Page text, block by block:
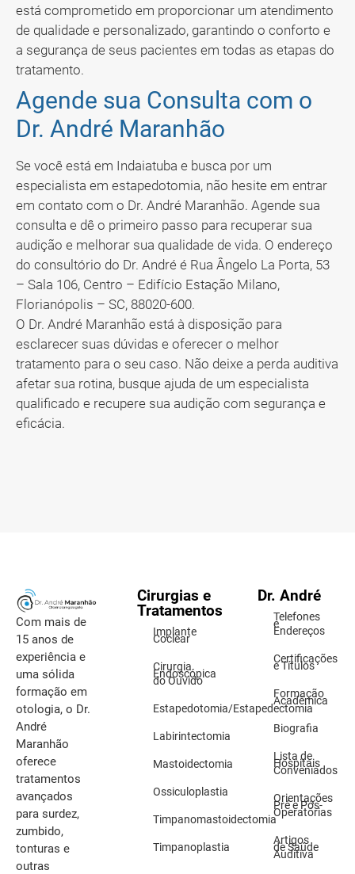
está comprometido em proporcionar um atendimento
de qualidade e personalizado, garantindo o conforto e
a segurança de seus pacientes em todas as etapas do
tratamento.
Agende sua Consulta com o
Dr. André Maranhão
Se você está em Indaiatuba e busca por um
especialista em estapedotomia, não hesite em entrar
em contato com o Dr. André Maranhão. Agende sua
consulta e dê o primeiro passo para recuperar sua
audição e melhorar sua qualidade de vida. O endereço
do consultório do Dr. André é Rua Ângelo La Porta, 53
– Sala 106, Centro – Edifício Estação Milano,
Florianópolis – SC, 88020-600.
O Dr. André Maranhão está à disposição para
esclarecer suas dúvidas e oferecer o melhor
tratamento para o seu caso. Não deixe a perda auditiva
afetar sua rotina, busque ajuda de um especialista
qualificado e recupere sua audição com segurança e
eficácia.
Com mais de
15 anos de
experiência e
uma sólida
formação em
otologia, o Dr.
André
Maranhão
oferece
tratamentos
avançados
para surdez,
zumbido,
tonturas e
outras
Cirurgias e
Tratamentos
Implante
Coclear
Cirurgia
Endoscópica
do Ouvido
Estapedotomia/Estapedectomia
Labirintectomia
Mastoidectomia
Ossiculoplastia
Timpanomastoidectomia
Timpanoplastia
Dr. André
Telefones
e
Endereços
Certificações
e Títulos
Formação
Acadêmica
Biografia
Lista de
Hospitais
Conveniados
Orientações
Pré e Pós-
Operatórias
Artigos
de Saúde
Auditiva